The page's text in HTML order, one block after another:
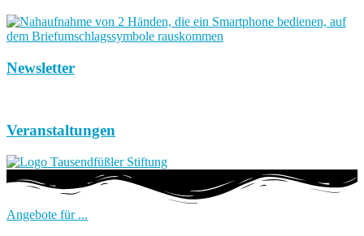
Newsletter
Veranstaltungen
Angebote für ...